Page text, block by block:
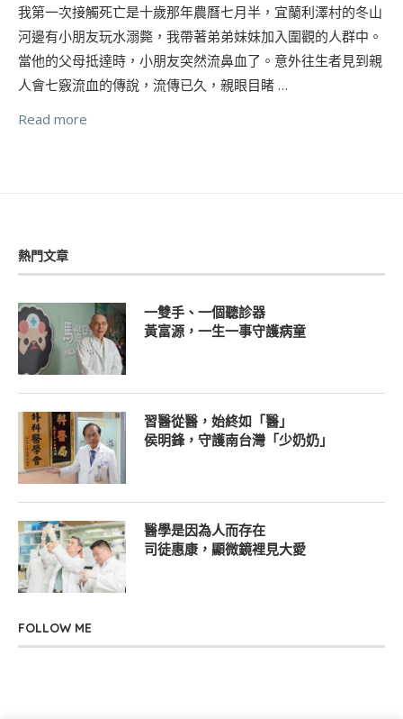
我第一次接觸死亡是十歲那年農曆七月半，宜蘭利澤村的冬山
河邊有小朋友玩水溺斃，我帶著弟弟妹妹加入圍觀的人群中。
當他的父母抵達時，小朋友突然流鼻血了。意外往生者見到親
人會七竅流血的傳說，流傳已久，親眼目睹 …
Read more
熱門文章
一雙手、一個聽診器
黃富源，一生一事守護病童
習醫從醫，始終如「醫」
侯明鋒，守護南台灣「少奶奶」
醫學是因為人而存在
司徒惠康，顯微鏡裡見大愛
FOLLOW ME